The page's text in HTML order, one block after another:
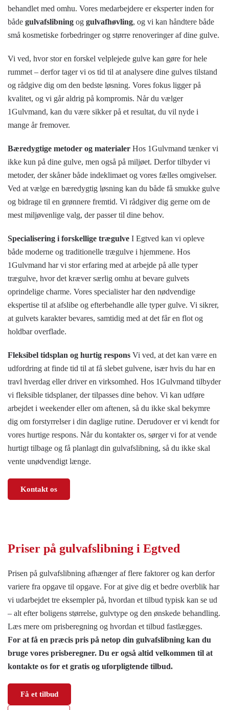
behandlet med omhu. Vores medarbejdere er eksperter inden for
både gulvafslibning og gulvafhøvling, og vi kan håndtere både
små kosmetiske forbedringer og større renoveringer af dine gulve.
Vi ved, hvor stor en forskel velplejede gulve kan gøre for hele
rummet – derfor tager vi os tid til at analysere dine gulves tilstand
og rådgive dig om den bedste løsning. Vores fokus ligger på
kvalitet, og vi går aldrig på kompromis. Når du vælger
1Gulvmand, kan du være sikker på et resultat, du vil nyde i
mange år fremover.
Bæredygtige metoder og materialer Hos 1Gulvmand tænker vi
ikke kun på dine gulve, men også på miljøet. Derfor tilbyder vi
metoder, der skåner både indeklimaet og vores fælles omgivelser.
Ved at vælge en bæredygtig løsning kan du både få smukke gulve
og bidrage til en grønnere fremtid. Vi rådgiver dig gerne om de
mest miljøvenlige valg, der passer til dine behov.
Specialisering i forskellige trægulve I Egtved kan vi opleve
både moderne og traditionelle trægulve i hjemmene. Hos
1Gulvmand har vi stor erfaring med at arbejde på alle typer
trægulve, hvor det kræver særlig omhu at bevare gulvets
oprindelige charme. Vores specialister har den nødvendige
ekspertise til at afslibe og efterbehandle alle typer gulve. Vi sikrer,
at gulvets karakter bevares, samtidig med at det får en flot og
holdbar overflade.
Fleksibel tidsplan og hurtig respons Vi ved, at det kan være en
udfordring at finde tid til at få slebet gulvene, især hvis du har en
travl hverdag eller driver en virksomhed. Hos 1Gulvmand tilbyder
vi fleksible tidsplaner, der tilpasses dine behov. Vi kan udføre
arbejdet i weekender eller om aftenen, så du ikke skal bekymre
dig om forstyrrelser i din daglige rutine. Derudover er vi kendt for
vores hurtige respons. Når du kontakter os, sørger vi for at vende
hurtigt tilbage og få planlagt din gulvafslibning, så du ikke skal
vente unødvendigt længe.
Kontakt os
Priser på gulvafslibning i Egtved
Prisen på gulvafslibning afhænger af flere faktorer og kan derfor
variere fra opgave til opgave. For at give dig et bedre overblik har
vi udarbejdet tre eksempler på, hvordan et tilbud typisk kan se ud
– alt efter boligens størrelse, gulvtype og den ønskede behandling.
Læs mere om prisberegning og hvordan et tilbud fastlægges.
For at få en præcis pris på netop din gulvafslibning kan du
bruge vores prisberegner. Du er også altid velkommen til at
kontakte os for et gratis og uforpligtende tilbud.
Få et tilbud